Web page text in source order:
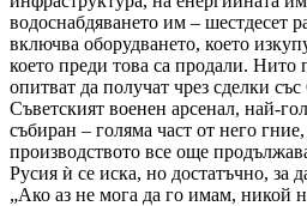
водоснабдяването им – шестдесет
включва оборудването, което
което преди това са продали. Нито
опитват да получат чрез сделки
Съветският военен арсенал, най-
събиран – голяма част от него
производството все още
Русия ѝ се иска, но достатъчно, за
„Ако аз не мога да го имам, никой